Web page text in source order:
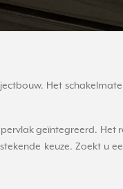
Het
geïntegreerd. Het
keuze. Zoekt u